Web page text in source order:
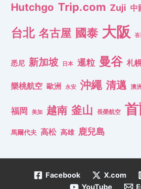
Hutchgo Trip.com Zuji 中
台北 名古屋 國泰 大阪
悉尼 新加坡 日本 暹粒 曼谷 札
樂桃航空 歐洲 永安 沖繩 清邁 澳洲
福岡 美加 越南 釜山 長榮航空
馬爾代夫 高松 高雄 鹿兒島
Facebook X.com
YouTube